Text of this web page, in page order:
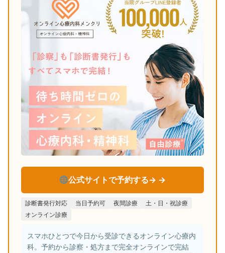
公式サイトで予約する→
診断書発行対応 当日予約可 夜間診療
土・日・祝診療
オンライン診療
スマホひとつで今日から受診できるオンライン心療内
科。予約から診察・処方まで完全オンラインで完結